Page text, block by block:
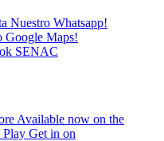
Nuestro Whatsapp!
Google Maps!
SENAC
Available now on the
Play Get in on